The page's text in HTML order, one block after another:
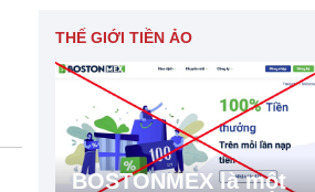
THẾ GIỚI TIỀN ẢO
BOSTONMEX là một